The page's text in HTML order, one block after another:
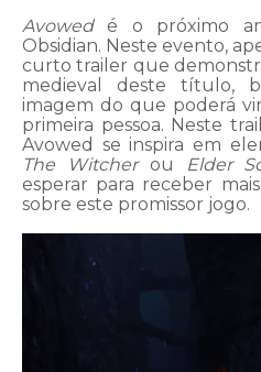
Avowedé o próximo
Obsidian. Neste evento,
curto trailer que
medieval deste título,
imagem do que poderá
primeira pessoa. Neste
Avowed se inspira em
The Witcherou Elder
esperar para receber
sobre este promissor jogo.